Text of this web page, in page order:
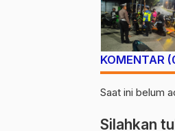
KOMENTAR
Saat ini belum
Silahkan